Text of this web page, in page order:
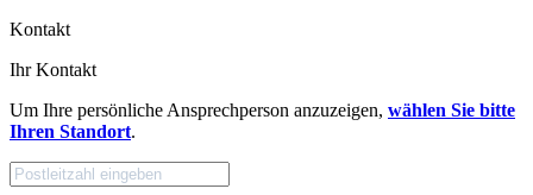
Kontakt
Ihr Kontakt
Um Ihre persönliche Ansprechperson anzuzeigen, wählen Sie bitte
Ihren Standort.